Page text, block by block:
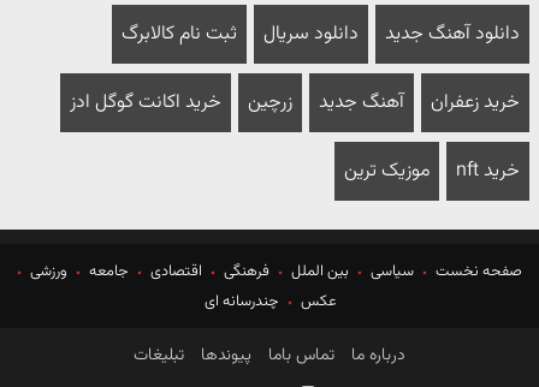
دانلود آهنگ جدید دانلود سریال ثبت نام کالابرگ
خرید زعفران آهنگ جدید زرچین خرید اکانت گوگل ادز
خرید nft موزیک ترین
صفحه نخست سیاسی بین الملل فرهنگی اقتصادی جامعه
ورزشی
عکس
چندرسانه ای
درباره ما تماس باما پیوندها تبلیغات